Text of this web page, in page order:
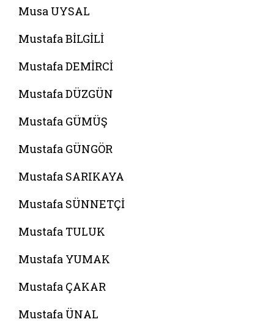
Musa UYSAL
Mustafa BİLGİLİ
Mustafa DEMİRCİ
Mustafa DÜZGÜN
Mustafa GÜMÜŞ
Mustafa GÜNGÖR
Mustafa SARIKAYA
Mustafa SÜNNETÇİ
Mustafa TULUK
Mustafa YUMAK
Mustafa ÇAKAR
Mustafa ÜNAL